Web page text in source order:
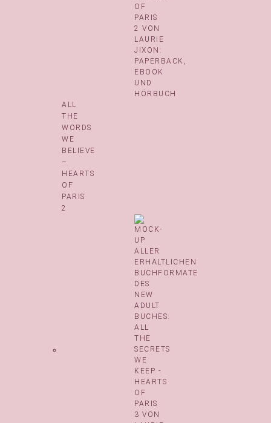
ALL
THE
WORDS
WE
BELIEVE
–
HEARTS
OF
PARIS
2